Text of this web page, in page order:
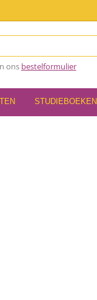
ons bestelformulier
STUDIEBOEKEN